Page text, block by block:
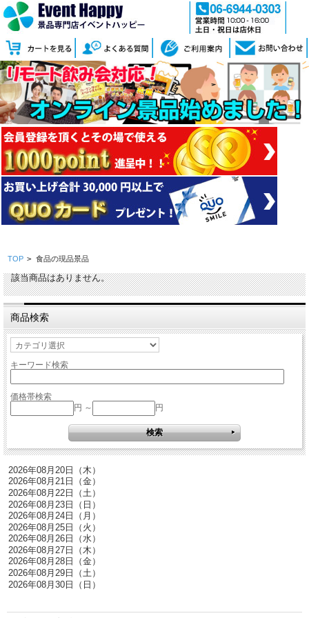
TOP > 食品の現品景品
該当商品はありません。
商品検索
キーワード検索
価格帯検索
円 ～
円